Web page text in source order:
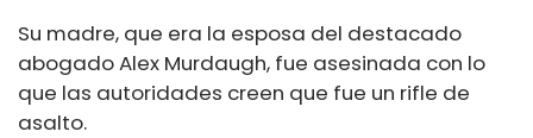
Su madre, que era la esposa del destacado
abogado Alex Murdaugh, fue asesinada con lo
que las autoridades creen que fue un rifle de
asalto.